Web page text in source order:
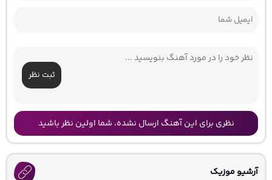
ثبت نظر
نظری برای این آهنگ ارسال نشده، شما اولین نظر باشید
آرشیو موزیک